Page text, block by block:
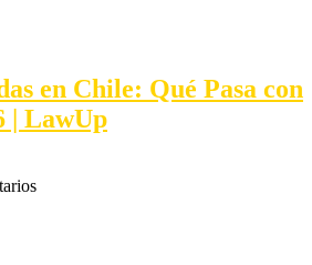
en Chile: Qué Pasa con
| LawUp